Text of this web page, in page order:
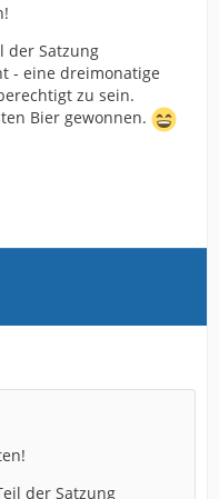
der Satzung
- eine dreimonatige
zu sein.
Bier gewonnen.
der Satzung